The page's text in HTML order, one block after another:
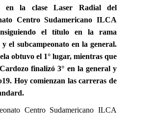
en la clase Laser Radial del
Centro Sudamericano ILCA
el título en la rama
y el subcampeonato en la general.
obtuvo el 1° lugar, mientras que
finalizó 3° en la general y
Hoy comienzan las carreras de
Centro Sudamericano ILCA